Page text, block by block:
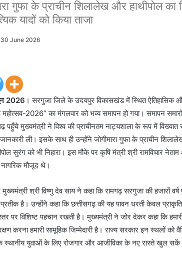
गुफा के प्राचीन शिलालेख और हाथीपोल का
यादों को किया ताजा
30 June 2026
2026 । सरगुजा जिले के उदयपुर विकासखंड में स्थित ऐतिहासिक
महोत्सव-2026” का मंगलवार को भव्य समापन हो गया। समापन
पहुँचे मुख्यमंत्री ने विश्व की प्राचीनतम नाट्यशाला के रूप में विख्यात
ली। इसके साथ ही उन्होंने जोगीमारा गुफा के प्राचीन शिलालेख,
सुरंग को भी निहारा। इस मौके पर कृषि मंत्री श्री रामविचार
मौजूद थे।
श्री विष्णु देव साय ने कहा कि रामगढ़ सरगुजा की हजारों
प्रतीक है। उन्होंने कहा कि छत्तीसगढ़ की यह पावन धरती केवल
स्तर पर विशिष्ट पहचान रखती है। मुख्यमंत्री ने जोर देकर कहा कि
करना हमारी सामूहिक जिम्मेदारी है। राज्य सरकार इन स्थलों को
स्थानीय युवाओं के लिए रोजगार और आजीविका के नए रास्ते खुल